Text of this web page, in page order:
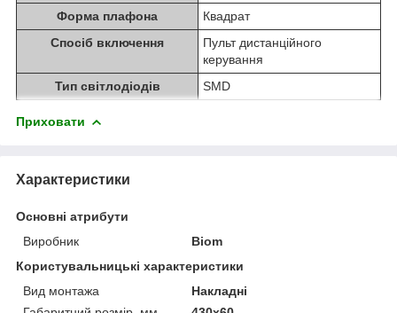
Форма плафона
Квадрат
Спосіб включення
Пульт дистанційного
керування
Тип світлодіодів
SMD
Приховати
Характеристики
Основні атрибути
Виробник
Biom
Користувальницькі характеристики
Вид монтажа
Накладні